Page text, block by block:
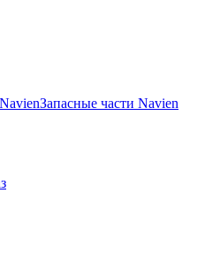
Запасные части Navien